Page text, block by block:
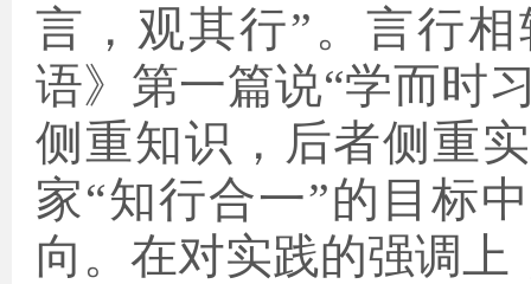
言，观其行”。言行
语》第一篇说“学而时
侧重知识，后者侧重
家“知行合一”的目标
向。在对实践的强调